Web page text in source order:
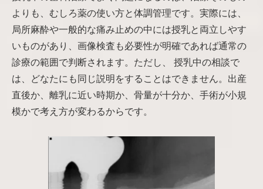
よりも、むしろ薬の使い方と体調管理です。実際には、
局所麻酔や一般的な痛み止めの中には授乳と両立しやす
いものがあり、画像検査も必要性が明確であれば通常の
診療の範囲で判断されます。ただし、 授乳中の相談で
は、どなたにも同じ説明をすることはできません。出産
直後か、離乳に近い時期か、骨量が十分か、手術が小規
模かで考え方が変わるからです。